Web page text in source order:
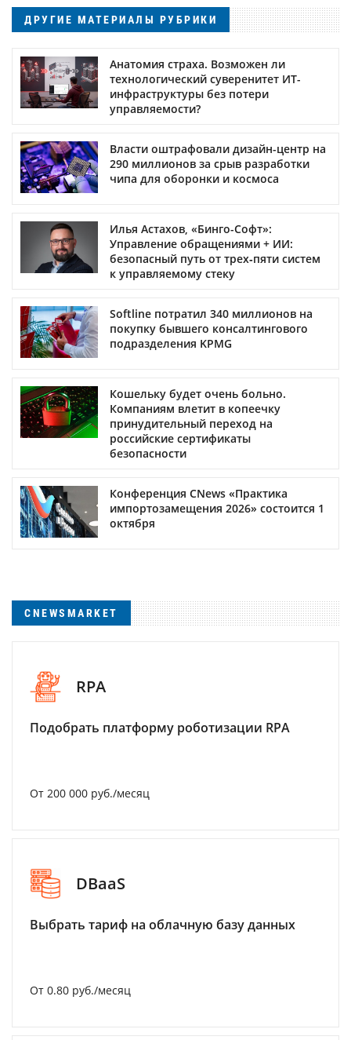
ДРУГИЕ МАТЕРИАЛЫ РУБРИКИ
Анатомия страха. Возможен ли
технологический суверенитет ИТ-
инфраструктуры без потери
управляемости?
Власти оштрафовали дизайн-центр на
290 миллионов за срыв разработки
чипа для оборонки и космоса
Илья Астахов, «Бинго-Софт»:
Управление обращениями + ИИ:
безопасный путь от трех‑пяти систем
к управляемому стеку
Softline потратил 340 миллионов на
покупку бывшего консалтингового
подразделения KPMG
Кошельку будет очень больно.
Компаниям влетит в копеечку
принудительный переход на
российские сертификаты
безопасности
Конференция CNews «Практика
импортозамещения 2026» состоится 1
октября
CNEWSMARKET
RPA
Подобрать платформу роботизации RPA
От 200 000 руб./месяц
DBaaS
Выбрать тариф на облачную базу данных
От 0.80 руб./месяц